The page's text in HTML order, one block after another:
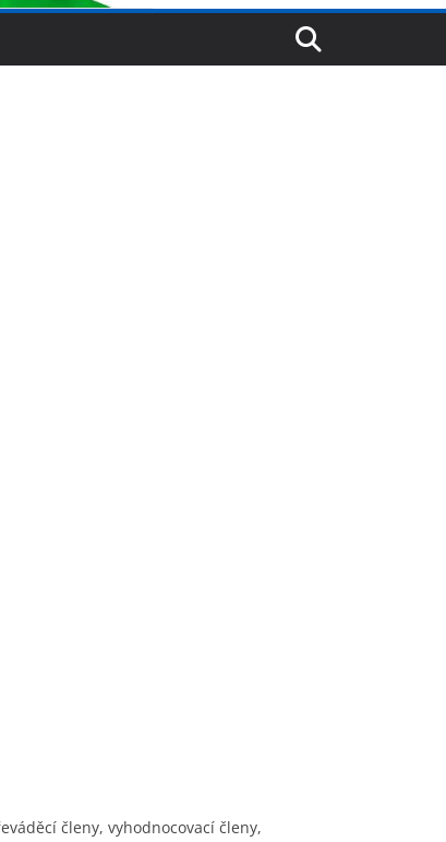
členy, vyhodnocovací členy,